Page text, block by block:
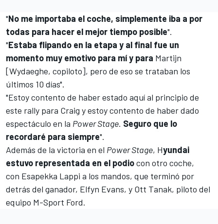
"No me importaba el coche, simplemente iba a por
todas para hacer el mejor tiempo posible".
"Estaba flipando en la etapa y al final fue un
momento muy emotivo para mí y para Martijn
[Wydaeghe, copiloto], pero de eso se trataban los
últimos 10 días".
"Estoy contento de haber estado aquí al principio de
este rally para Craig y estoy contento de haber dado
espectáculo en la Power Stage. Seguro que lo
recordaré para siempre".
Además de la victoria en el Power Stage, Hyundai
estuvo representada en el podiocon otro coche,
con Esapekka Lappi a los mandos, que terminó por
detrás del ganador, Elfyn Evans, y Ott Tanak, piloto del
equipo M-Sport Ford.